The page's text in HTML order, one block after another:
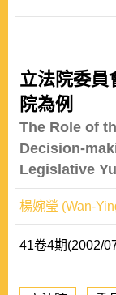
立法院委員
院為例
The Role of
Decision-
Legislative
楊婉瑩 (Wan-
41卷4期(2002/